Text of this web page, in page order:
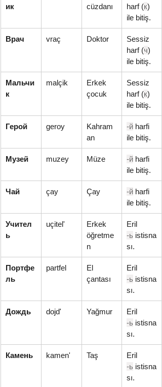
ик
cüzdanı
harf (к)
ile bitiş.
Врач vraç Doktor
Sessiz
harf (ч)
ile bitiş.
Мальчи
к
malçik
Erkek
çocuk
Sessiz
harf (к)
ile bitiş.
Герой geroy
Kahram
an
-й harfi
ile bitiş.
Музей muzey Müze -й harfi
ile bitiş.
Чай çay Çay -й harfi
ile bitiş.
Учител
ь
uçitel'
Erkek
öğretme
n
Eril
-ь istisna
sı.
Портфе
ль
partfel
El
çantası
Eril
-ь istisna
sı.
Дождь dojd' Yağmur
Eril
-ь istisna
sı.
Камень kamen' Taş
Eril
-ь istisna
sı.